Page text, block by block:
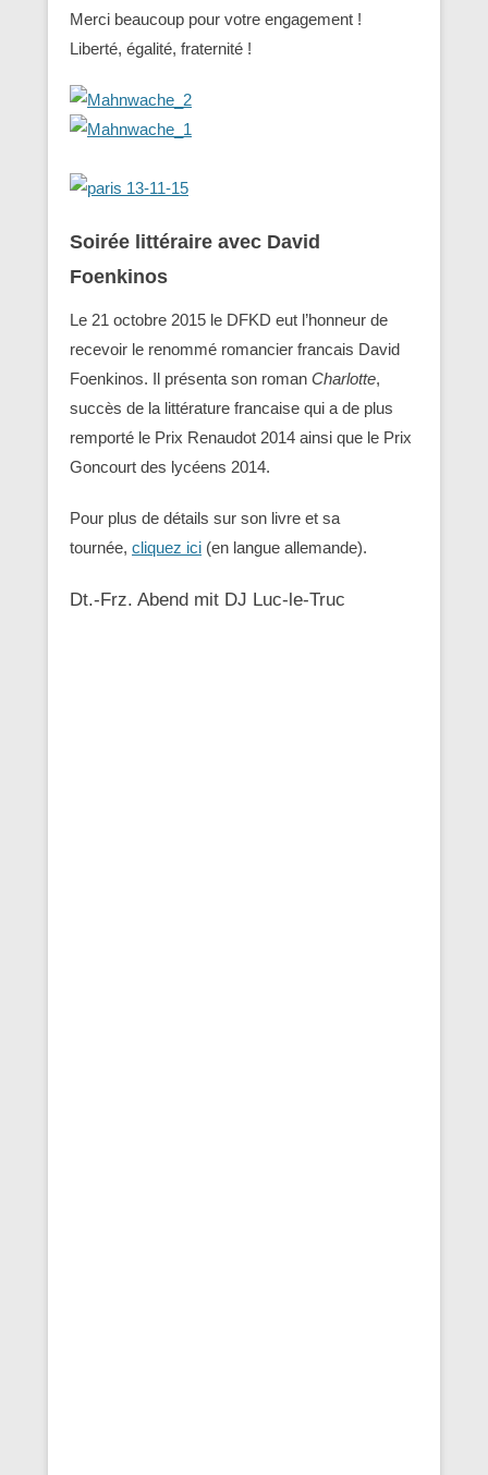
Merci beaucoup pour votre engagement !
Liberté, égalité, fraternité !
Soirée littéraire avec David
Foenkinos
Le 21 octobre 2015 le DFKD eut l’honneur de
recevoir le renommé romancier francais David
Foenkinos. Il présenta son roman Charlotte,
succès de la littérature francaise qui a de plus
remporté le Prix Renaudot 2014 ainsi que le Prix
Goncourt des lycéens 2014.
Pour plus de détails sur son livre et sa
tournée, cliquez ici (en langue allemande).
Dt.-Frz. Abend mit DJ Luc-le-Truc